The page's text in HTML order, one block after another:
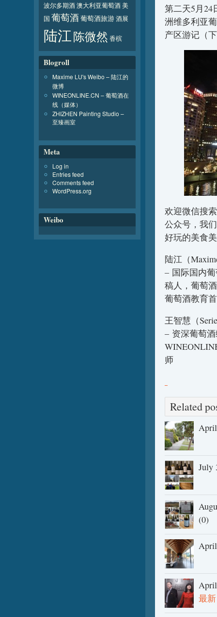
第二天5月24
洲维多利亚
产区游记（
欢迎微信搜
公众号，我
好玩的美食
陆江（
– 国际国内
稿人，葡萄
葡萄酒教育
王智慧（
– 资深葡萄
师
Related
July
(0)
最
波尔多期酒澳大利亚葡萄酒美
国 葡萄酒葡萄酒旅游酒展
陆江陈微然 香槟
Blogroll
Maxime LU's Weibo – 陆江的
微博
WINEONLINE.CN – 葡萄酒在
线（媒体）
ZHIZHEN Painting Studio –
至臻画室
Meta
Log in
Entries feed
Comments feed
WordPress.org
Weibo